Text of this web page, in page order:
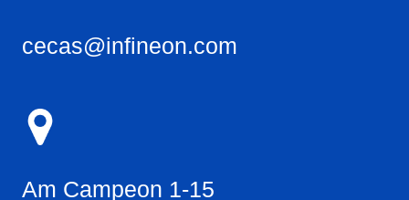
cecas@infineon.com
Am Campeon 1-15